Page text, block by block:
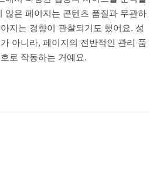
않은 페이지는 콘텐츠 품질과 무관하
지는 경향이 관찰되기도 했어요. 성
아니라, 페이지의 전반적인 관리 품
로 작동하는 거예요.